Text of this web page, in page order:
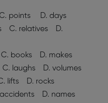
points D. days
C. relatives D.
books D. makes
laughs D. volumes
lifts D. rocks
D. names